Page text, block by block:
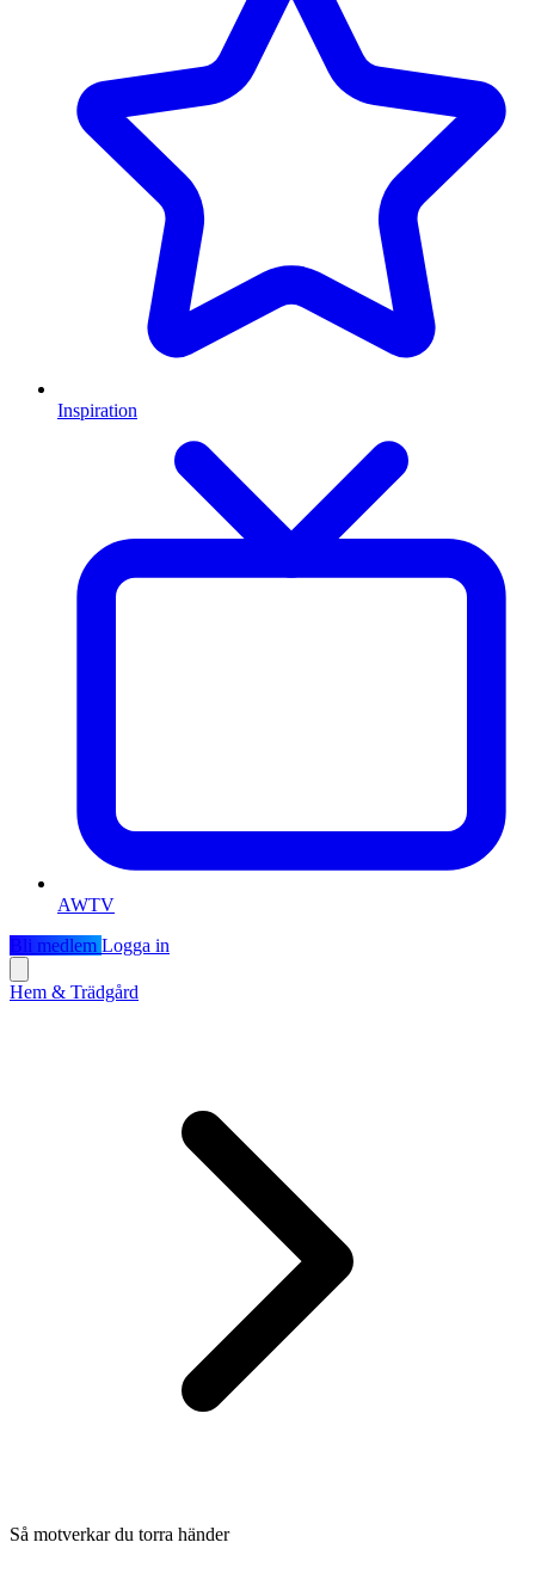
Inspiration
AWTV
Bli medlem Logga in
Hem & Trädgård
Så motverkar du torra händer